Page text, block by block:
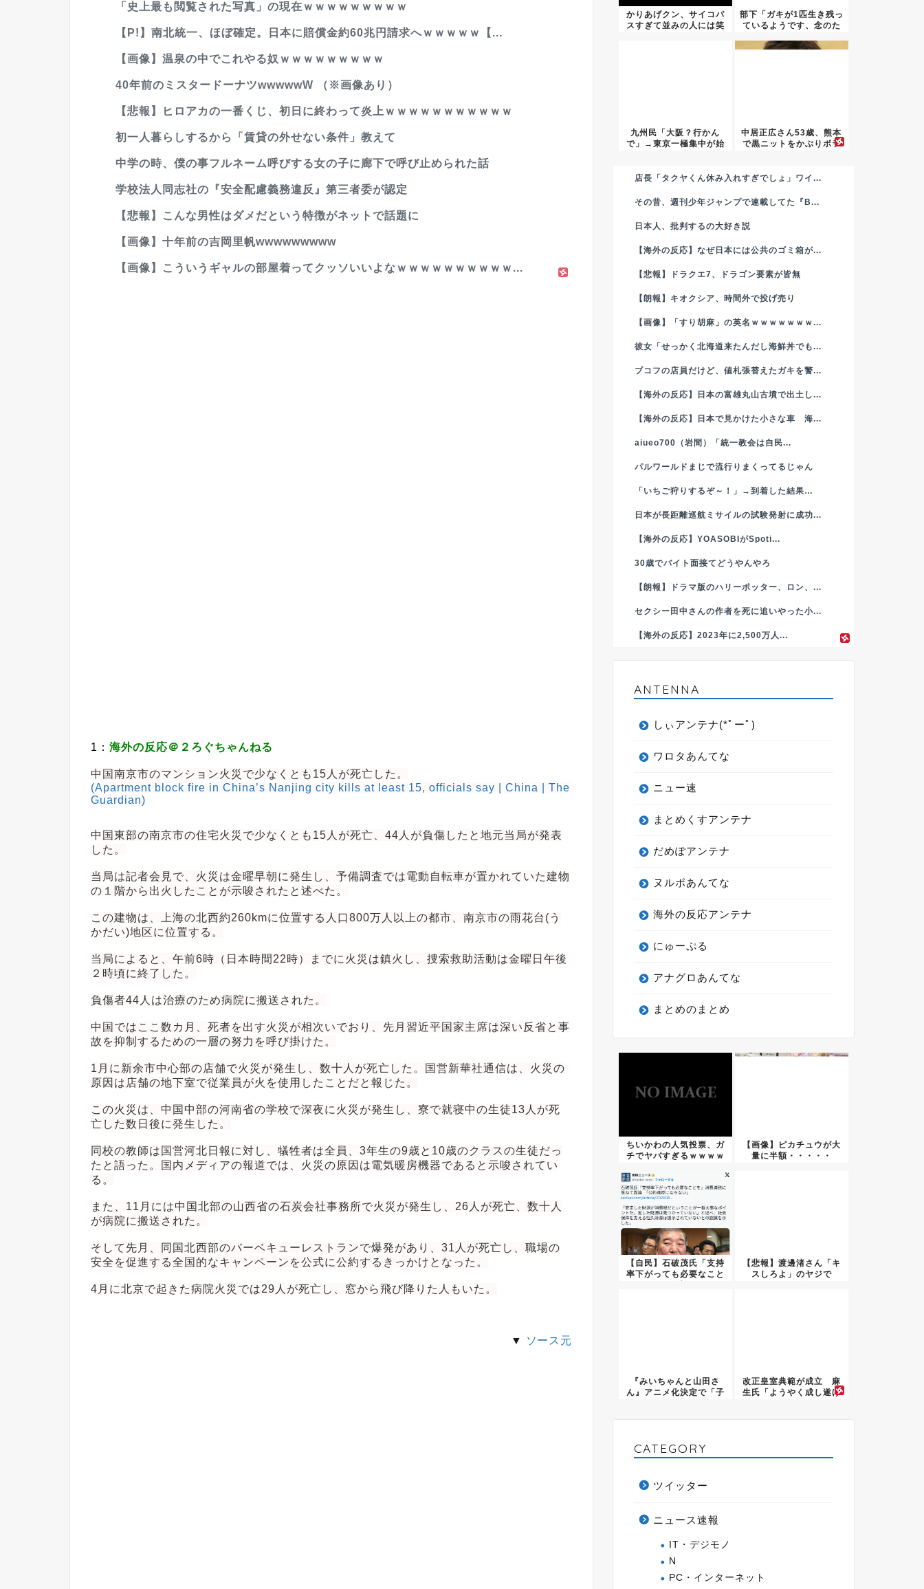
「史上最も閲覧された写真」の現在ｗｗｗｗｗｗｗｗｗ
【P!】南北統一、ほぼ確定。日本に賠償金約60兆円請求へｗｗｗｗｗ【...
【画像】温泉の中でこれやる奴ｗｗｗｗｗｗｗｗｗ
40年前のミスタードーナツwwwwwW （※画像あり）
【悲報】ヒロアカの一番くじ、初日に終わって炎上ｗｗｗｗｗｗｗｗｗｗｗ
初一人暮らしするから「賃貸の外せない条件」教えて
中学の時、僕の事フルネーム呼びする女の子に廊下で呼び止められた話
学校法人同志社の『安全配慮義務違反』第三者委が認定
【悲報】こんな男性はダメだという特徴がネットで話題に
【画像】十年前の吉岡里帆wwwwwwwww
【画像】こういうギャルの部屋着ってクッソいいよなｗｗｗｗｗｗｗｗｗｗ...
1： 海外の反応＠２ろぐちゃんねる
中国南京市のマンション火災で少なくとも15人が死亡した。
(Apartment block fire in China’s Nanjing city kills at least 15, officials say | China | The
Guardian)
中国東部の南京市の住宅火災で少なくとも15人が死亡、44人が負傷したと地元当局が発表
した。
当局は記者会見で、火災は金曜早朝に発生し、予備調査では電動自転車が置かれていた建物
の１階から出火したことが示唆されたと述べた。
この建物は、上海の北西約260kmに位置する人口800万人以上の都市、南京市の雨花台(う
かだい)地区に位置する。
当局によると、午前6時（日本時間22時）までに火災は鎮火し、捜索救助活動は金曜日午後
２時頃に終了した。
負傷者44人は治療のため病院に搬送された。
中国ではここ数カ月、死者を出す火災が相次いでおり、先月習近平国家主席は深い反省と事
故を抑制するための一層の努力を呼び掛けた。
1月に新余市中心部の店舗で火災が発生し、数十人が死亡した。国営新華社通信は、火災の
原因は店舗の地下室で従業員が火を使用したことだと報じた。
この火災は、中国中部の河南省の学校で深夜に火災が発生し、寮で就寝中の生徒13人が死
亡した数日後に発生した。
同校の教師は国営河北日報に対し、犠牲者は全員、3年生の9歳と10歳のクラスの生徒だっ
たと語った。国内メディアの報道では、火災の原因は電気暖房機器であると示唆されてい
る。
また、11月には中国北部の山西省の石炭会社事務所で火災が発生し、26人が死亡、数十人
が病院に搬送された。
そして先月、同国北西部のバーベキューレストランで爆発があり、31人が死亡し、職場の
安全を促進する全国的なキャンペーンを公式に公約するきっかけとなった。
4月に北京で起きた病院火災では29人が死亡し、窓から飛び降りた人もいた。
▼ ソース元
かりあげクン、サイコパ
スすぎて並みの人には笑
部下「ガキが1匹生き残っ
ているようです、念のた
九州民「大阪？行かん
で」→東京一極集中が始
中居正広さん53歳、熊本
で黒ニットをかぶりボラ
店長「タクヤくん休み入れすぎでしょ」ワイ...
その昔、週刊少年ジャンプで連載してた『B...
日本人、批判するの大好き説
【海外の反応】なぜ日本には公共のゴミ箱が...
【悲報】ドラクエ7、ドラゴン要素が皆無
【朗報】キオクシア、時間外で投げ売り
【画像】「すり胡麻」の英名ｗｗｗｗｗｗｗ...
彼女「せっかく北海道来たんだし海鮮丼でも...
ブコフの店員だけど、値札張替えたガキを警...
【海外の反応】日本の富雄丸山古墳で出土し...
【海外の反応】日本で見かけた小さな車 海...
aiueo700（岩間）「統一教会は自民...
パルワールドまじで流行りまくってるじゃん
「いちご狩りするぞ～！」→到着した結果…
日本が長距離巡航ミサイルの試験発射に成功...
【海外の反応】YOASOBIがSpoti...
30歳でバイト面接てどうやんやろ
【朗報】ドラマ版のハリーポッター、ロン、...
セクシー田中さんの作者を死に追いやった小...
【海外の反応】2023年に2,500万人...
ANTENNA
しぃアンテナ(*ﾟーﾟ)
ワロタあんてな
ニュー速
まとめくすアンテナ
だめぽアンテナ
ヌルポあんてな
海外の反応アンテナ
にゅーぷる
アナグロあんてな
まとめのまとめ
ちいかわの人気投票、ガ
チでヤバすぎるｗｗｗｗ
【画像】ピカチュウが大
量に半額・・・・・
【自民】石破茂氏「支持
率下がっても必要なこと
【悲報】渡邊渚さん「キ
スしろよ」のヤジで
『みいちゃんと山田さ
ん』アニメ化決定で「子
改正皇室典範が成立 麻
生氏「ようやく成し遂げ
CATEGORY
ツイッター
ニュース速報
IT・デジモノ
N
PC・インターネット